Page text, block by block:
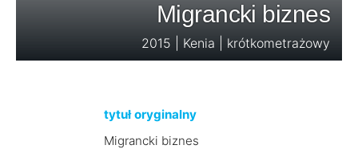
Migrancki biznes
2015 | Kenia | krótkometrażowy
tytuł oryginalny
Migrancki biznes